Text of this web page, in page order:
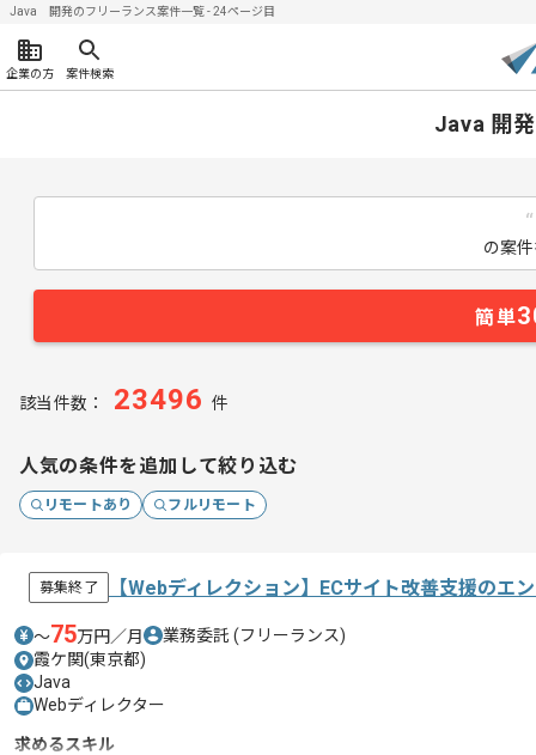
Java 開発のフリーランス案件一覧 - 24ページ目
企業の方 案件検索
Java 開
の案
簡単
該当件数： 23496 件
人気の条件を追加して絞り込む
リモートあり フルリモート
募集終了 【Webディレクション】ECサイト改善支援のエ
〜75万円／月 業務委託 (フリーランス)
霞ケ関(東京都)
Java
Webディレクター
求めるスキル